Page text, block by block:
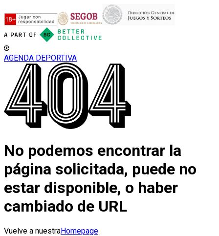
AGENDA DEPORTIVA
No podemos encontrar la
página solicitada, puede no
estar disponible, o haber
cambiado de URL
Vuelve a nuestraHomepage